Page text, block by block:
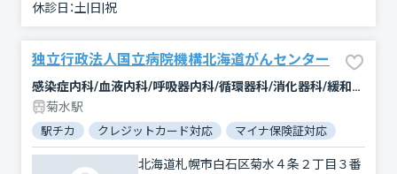
休診日：土|日|祝
独立行政法人国立病院機構北海道がんセンター
感染症内科/血液内科/呼吸器内科/循環器科/消化器科/緩和ケア/脳神経外科/呼吸器外科/心臓血管外科/乳腺外科/整形外科/形成外科/婦人科/眼科/外科/皮膚科/泌尿器科/精神科・神経科/歯科口腔外科/リハビリテーション/放射線科/臨床検査・病理診断/麻酔科
菊水駅
駅チカ クレジットカード対応 マイナ保険証対応
北海道札幌市白石区菊水４条２丁目３番